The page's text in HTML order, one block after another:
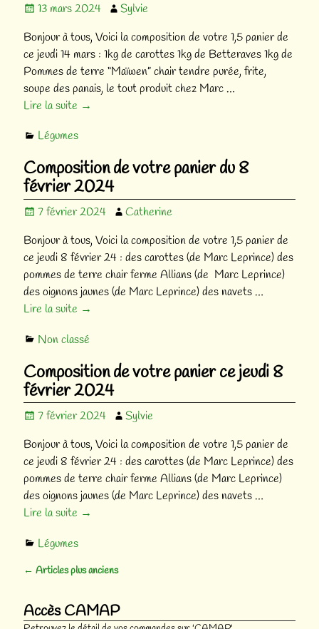
13 mars 2024
Sylvie
Bonjour à tous, Voici la composition de votre 1,5 panier de
ce jeudi 14 mars : 1kg de carottes 1kg de Betteraves 1kg de
Pommes de terre “Maïwen” chair tendre purée, frite,
soupe des panais, le tout produit chez Marc…
Lire la suite →
Légumes
Composition de votre panier du 8
février 2024
7 février 2024
Catherine
Bonjour à tous, Voici la composition de votre 1,5 panier de
ce jeudi 8 février 24 : des carottes (de Marc Leprince) des
pommes de terre chair ferme Allians (de Marc Leprince)
des oignons jaunes (de Marc Leprince) des navets…
Lire la suite →
Non classé
Composition de votre panier ce jeudi 8
février 2024
7 février 2024
Sylvie
Bonjour à tous, Voici la composition de votre 1,5 panier de
ce jeudi 8 février 24 : des carottes (de Marc Leprince) des
pommes de terre chair ferme Allians (de Marc Leprince)
des oignons jaunes (de Marc Leprince) des navets…
Lire la suite →
Légumes
← Articles plus anciens
Accès CAMAP